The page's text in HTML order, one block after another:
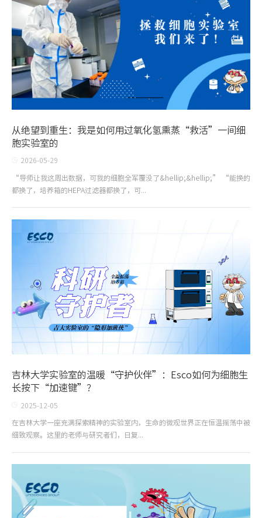
从绝望到重生：我是如何用过氧化氢熏蒸“救活”一间细
胞实验室的
2026-05-29
“导师让我这周出数据，可我的细胞全军覆没了&hellip;&hellip;” “能换的
都换了，培养箱的HEPA过滤器都换了，可...
吉林大学实验室的温暖“守护伙伴”：Esco如何为细胞生
长按下“加速键”？
2025-12-05
在吉林大学一座充满探索精神的实验室内，生命的微观世界正在恒温摇荡中被
细致观察。这里的老师与研究者们，日复...